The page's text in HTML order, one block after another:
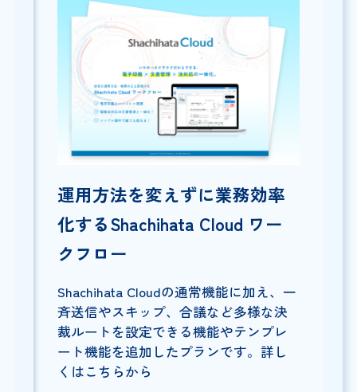
運用方法を変えずに業務効率
化するShachihata Cloud ワー
クフロー
Shachihata Cloudの通常機能に加え、一
斉送信やスキップ、合議など多様な決
裁ルートを設定できる機能やテンプレ
ート機能を追加したプランです。詳し
くはこちらから